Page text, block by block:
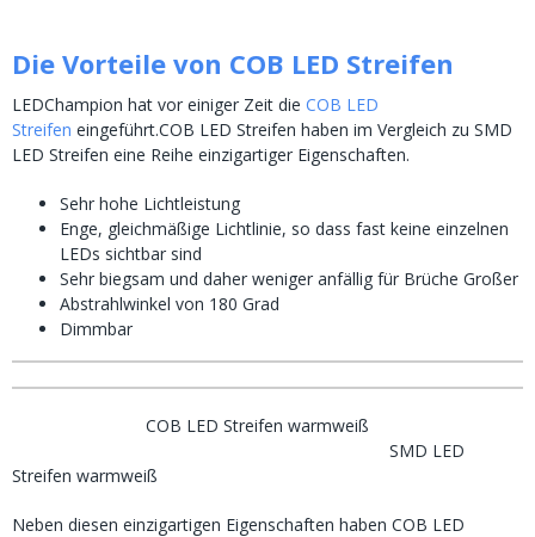
Die Vorteile von COB LED Streifen
LEDChampion hat vor einiger Zeit die COB LED
Streifen eingeführt.COB LED Streifen haben im Vergleich zu SMD
LED Streifen eine Reihe einzigartiger Eigenschaften.
Sehr hohe Lichtleistung
Enge, gleichmäßige Lichtlinie, so dass fast keine einzelnen
LEDs sichtbar sind
Sehr biegsam und daher weniger anfällig für Brüche Großer
Abstrahlwinkel von 180 Grad
Dimmbar
COB LED Streifen warmweiß
SMD LED
Streifen warmweiß
Neben diesen einzigartigen Eigenschaften haben COB LED